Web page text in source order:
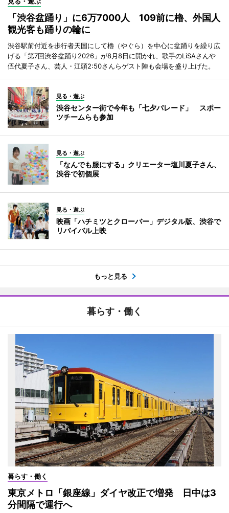
「渋谷盆踊り」に6万7000人 109前に櫓、外国人
観光客も踊りの輪に
渋谷駅前付近を歩行者天国にして櫓（やぐら）を中心に盆踊りを繰り広
げる「第7回渋谷盆踊り2026」が8月8日に開かれ、歌手のLiSAさんや
伍代夏子さん、芸人・江頭2:50さんらゲスト陣も会場を盛り上げた。
見る・遊ぶ
渋谷センター街で今年も「七夕パレード」 スポー
ツチームらも参加
見る・遊ぶ
「なんでも服にする」クリエーター塩川夏子さん、
渋谷で初個展
見る・遊ぶ
映画「ハチミツとクローバー」デジタル版、渋谷で
リバイバル上映
もっと見る
暮らす・働く
暮らす・働く
東京メトロ「銀座線」ダイヤ改正で増発 日中は3
分間隔で運行へ